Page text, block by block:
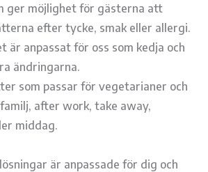
ger möjlighet för gästerna att
efter tycke, smak eller allergi.
är anpassat för oss som kedja och
ändringarna.
som passar för vegetarianer och
after work, take away,
middag.
är anpassade för dig och